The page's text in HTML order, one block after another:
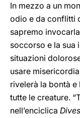
In mezzo a un
odio e da conflitti
sapremo
soccorso e la sua
situazioni
usare
rivelerà la bontà
tutte le creature.
nell’enciclica